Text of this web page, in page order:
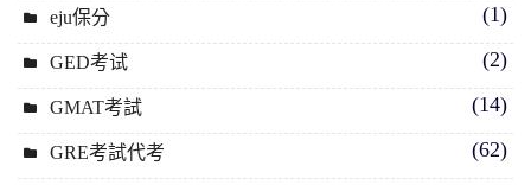
eju保分 (1)
GED考试 (2)
GMAT考試 (14)
GRE考試代考 (62)